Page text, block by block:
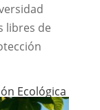
libres de
Ecológica